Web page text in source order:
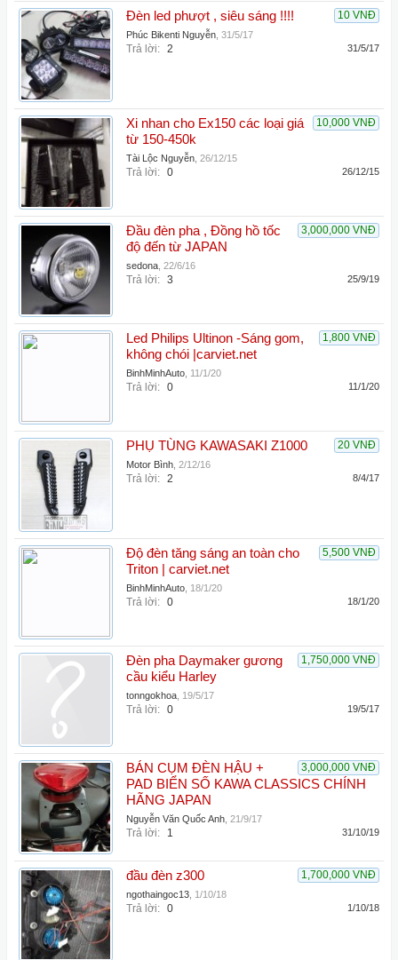
10 VNĐ
Đèn led phượt , siêu sáng !!!!
Phúc Bikenti Nguyễn 31/5/17
Trả lời: 2 31/5/17
10,000 VNĐ
Xi nhan cho Ex150 các loại giá
từ 150-450k
Tài Lộc Nguyễn 26/12/15
Trả lời: 0 26/12/15
3,000,000 VNĐ
Đầu đèn pha , Đồng hồ tốc
độ đến từ JAPAN
sedona 22/6/16
Trả lời: 3 25/9/19
1,800 VNĐ
Led Philips Ultinon -Sáng gom,
không chói |carviet.net
BinhMinhAuto 11/1/20
Trả lời: 0 11/1/20
20 VNĐ
PHỤ TÙNG KAWASAKI Z1000
Motor Bình 2/12/16
Trả lời: 2 8/4/17
5,500 VNĐ
Độ đèn tăng sáng an toàn cho
Triton | carviet.net
BinhMinhAuto 18/1/20
Trả lời: 0 18/1/20
1,750,000 VNĐ
Đèn pha Daymaker gương
cầu kiểu Harley
tonngokhoa 19/5/17
Trả lời: 0 19/5/17
3,000,000 VNĐ
BÁN CỤM ĐÈN HẬU +
PAD BIỂN SỐ KAWA CLASSICS CHÍNH
HÃNG JAPAN
Nguyễn Văn Quốc Anh 21/9/17
Trả lời: 1 31/10/19
1,700,000 VNĐ
đầu đèn z300
ngothaingoc13 1/10/18
Trả lời: 0 1/10/18